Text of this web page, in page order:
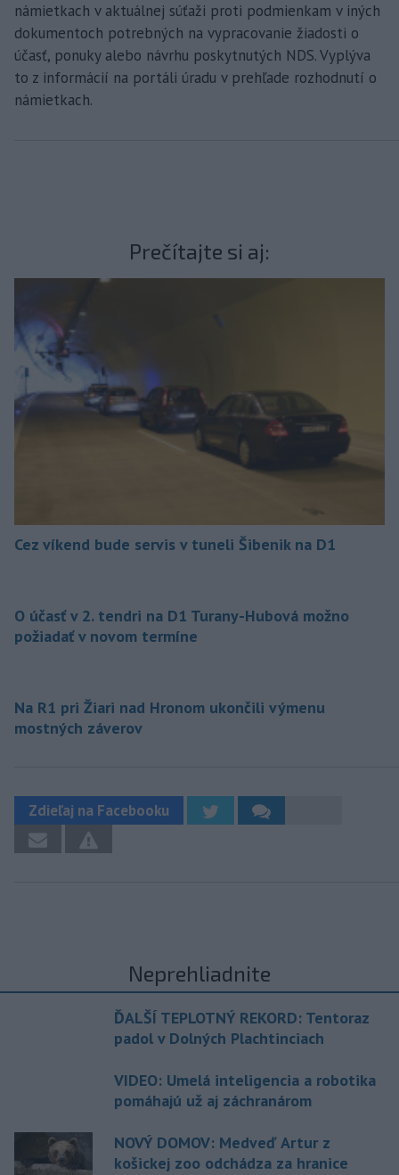
námietkach v aktuálnej súťaži proti podmienkam v iných
dokumentoch potrebných na vypracovanie žiadosti o
účasť, ponuky alebo návrhu poskytnutých NDS. Vyplýva
to z informácií na portáli úradu v prehľade rozhodnutí o
námietkach.
Prečítajte si aj:
Cez víkend bude servis v tuneli Šibenik na D1
O účasť v 2. tendri na D1 Turany-Hubová možno
požiadať v novom termíne
Na R1 pri Žiari nad Hronom ukončili výmenu
mostných záverov
Zdieľaj na Facebooku
Neprehliadnite
ĎALŠÍ TEPLOTNÝ REKORD: Tentoraz
padol v Dolných Plachtinciach
VIDEO: Umelá inteligencia a robotika
pomáhajú už aj záchranárom
NOVÝ DOMOV: Medveď Artur z
košickej zoo odchádza za hranice